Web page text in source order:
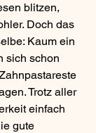
blitzen,
Doch das
Kaum ein
sich schon
Trotz aller
einfach
gute